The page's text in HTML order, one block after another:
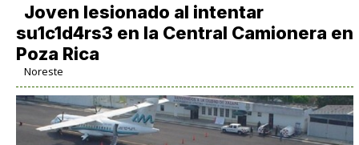
Joven lesionado al intentar
su1c1d4rs3 en la Central Camionera en
Poza Rica
Noreste